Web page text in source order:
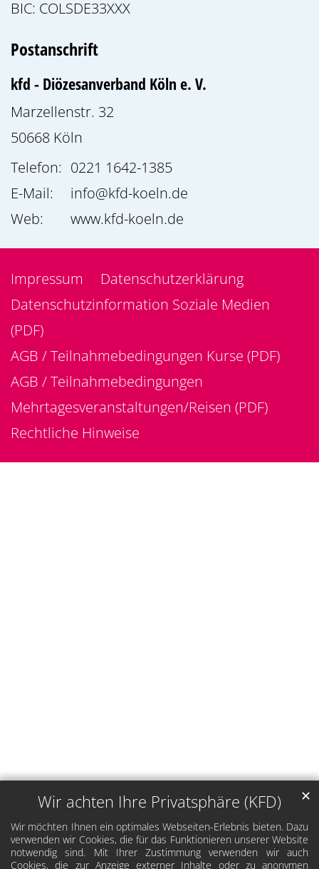
Wir achten Ihre Privatsphäre (KFD)
Wir möchten Ihnen ein optimales Webseiten-Erlebnis bieten. Dazu
verwenden wir Cookies, die für das Funktionieren unserer Website
notwendig sind. Mit Ihrer Zustimmung verwenden wir auch
Cookies, die zur Anzeige externer Inhalte oder zu anonymen
✕
BIC: COLSDE33XXX
Postanschrift
kfd - Diözesanverband Köln e. V.
Marzellenstr. 32
50668 Köln
Telefon: 0221 1642-1385
E-Mail:
info@kfd-koeln.de
Web:
www.kfd-koeln.de
Impressum
Datenschutzerklärung
Datenschutzinformation Soziale Medien
(PDF)
AGB / Teilnahmebedingungen Kurse (PDF)
AGB / Teilnahmebedingungen
Mehrtagesveranstaltungen/Reisen (PDF)
Rechtliche Hinweise